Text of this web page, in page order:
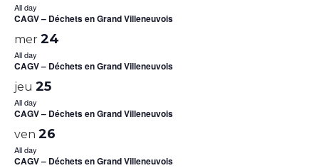
All day
CAGV – Déchets en Grand Villeneuvois
mer 24
All day
CAGV – Déchets en Grand Villeneuvois
jeu 25
All day
CAGV – Déchets en Grand Villeneuvois
ven 26
All day
CAGV – Déchets en Grand Villeneuvois